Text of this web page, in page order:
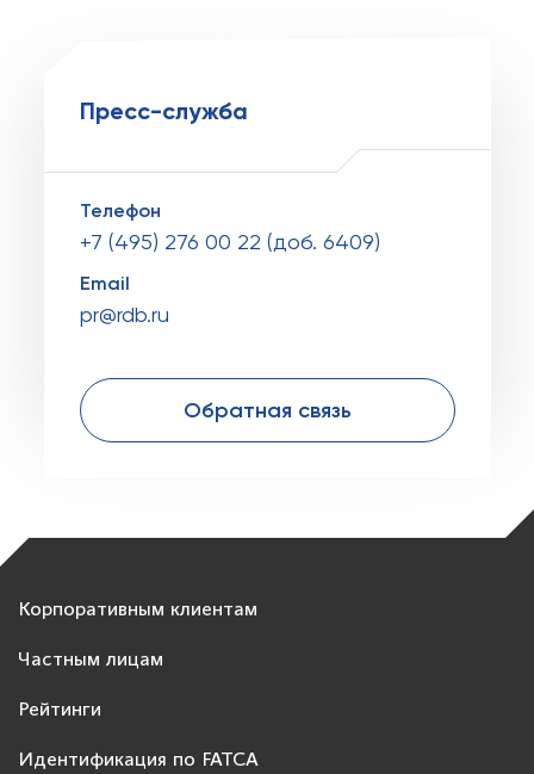
Пресс-служба
Телефон
+7 (495) 276 00 22 (доб. 6409)
Email
pr@rdb.ru
Обратная связь
Корпоративным клиентам
Частным лицам
Рейтинги
Идентификация по FATCA